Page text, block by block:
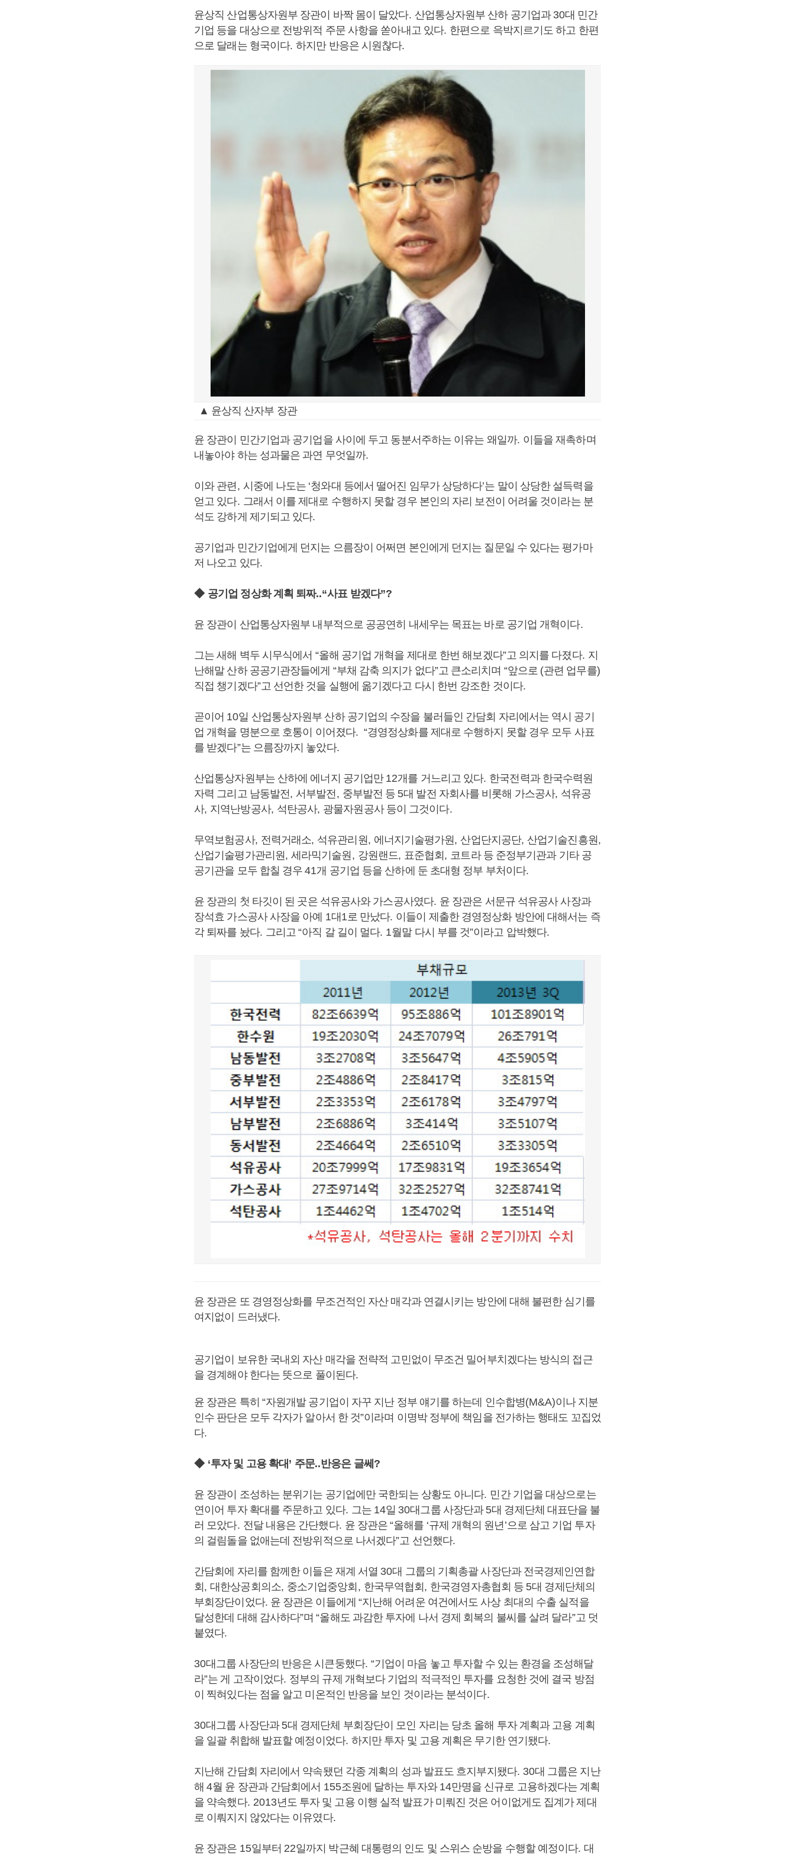
윤상직 산업통상자원부 장관이 바짝 몸이 달았다. 산업통상자원부 산하 공기업과 30대 민간
기업 등을 대상으로 전방위적 주문 사항을 쏟아내고 있다. 한편으로 윽박지르기도 하고 한편
으로 달래는 형국이다.하지만 반응은 시원찮다.
▲ 윤상직 산자부 장관
윤 장관이 민간기업과 공기업을 사이에 두고 동분서주하는 이유는 왜일까. 이들을 재촉하며
내놓아야 하는 성과물은 과연 무엇일까.
이와 관련, 시중에 나도는 ‘청와대 등에서 떨어진 임무가 상당하다’는 말이 상당한 설득력을
얻고 있다. 그래서 이를 제대로 수행하지 못할 경우 본인의 자리 보전이 어려울 것이라는 분
석도 강하게 제기되고 있다.
공기업과 민간기업에게 던지는 으름장이 어쩌면 본인에게 던지는 질문일 수 있다는 평가마
저 나오고 있다.
◆ 공기업 정상화 계획 퇴짜..“사표 받겠다”?
윤 장관이 산업통상자원부 내부적으로 공공연히 내세우는 목표는 바로 공기업 개혁이다.
그는 새해 벽두 시무식에서 “올해 공기업 개혁을 제대로 한번 해보겠다”고 의지를 다졌다. 지
난해말 산하 공공기관장들에게 “부채 감축 의지가 없다”고 큰소리치며 “앞으로 (관련 업무를)
직접 챙기겠다”고 선언한 것을 실행에 옮기겠다고 다시 한번 강조한 것이다.
곧이어 10일 산업통상자원부 산하 공기업의 수장을 불러들인 간담회 자리에서는 역시 공기
업 개혁을 명분으로 호통이 이어졌다. “경영정상화를 제대로 수행하지 못할 경우 모두 사표
를 받겠다”는 으름장까지 놓았다.
산업통상자원부는 산하에 에너지 공기업만 12개를 거느리고 있다. 한국전력과 한국수력원
자력 그리고 남동발전, 서부발전, 중부발전 등 5대 발전 자회사를 비롯해 가스공사, 석유공
사, 지역난방공사, 석탄공사, 광물자원공사 등이 그것이다.
무역보험공사, 전력거래소, 석유관리원, 에너지기술평가원, 산업단지공단, 산업기술진흥원,
산업기술평가관리원, 세라믹기술원 , 강원랜드, 표준협회 , 코트라 등 준정부기관과 기타 공
공기관을 모두 합칠 경우41개 공기업 등을 산하에 둔 초대형 정부 부처이다.
윤 장관의 첫 타깃이 된 곳은 석유공사와 가스공사였다. 윤 장관은 서문규 석유공사 사장과
장석효 가스공사 사장을 아예 1대 1로 만났다. 이들이 제출한 경영정상화 방안에 대해서는 즉
각 퇴짜를 놨다. 그리고“아직 갈 길이 멀다. 1월말 다시 부를 것”이라고 압박했다.
윤 장관은 또 경영정상화를 무조건적인 자산 매각과 연결시키는 방안에 대해 불편한 심기를
여지없이 드러냈다.
공기업이 보유한 국내외 자산 매각을 전략적 고민없이 무조건 밀어부치겠다는 방식의 접근
을 경계해야 한다는 뜻으로 풀이된다.
윤 장관은 특히 “자원개발 공기업이 자꾸 지난 정부 얘기를 하는데 인수합병(M&A)이나 지분
인수 판단은 모두 각자가 알아서 한 것”이라며 이명박 정부에 책임을 전가하는 행태도 꼬집었
다.
◆ ‘투자 및 고용 확대 ’ 주문..반응은 글쎄 ?
윤 장관이 조성하는 분위기는 공기업에만 국한되는 상황도 아니다. 민간 기업을 대상으로는
연이어 투자 확대를 주문하고 있다. 그는 14일 30대그룹 사장단과 5대 경제단체 대표단을 불
러 모았다. 전달 내용은 간단했다. 윤 장관은“올해를 ‘규제 개혁의 원년’으로 삼고 기업 투자
의 걸림돌을 없애는데 전방위적으로 나서겠다”고 선언했다.
간담회에 자리를 함께한 이들은 재계 서열 30대 그룹의 기획총괄 사장단과 전국경제인연합
회 , 대한상공회의소, 중소기업중앙회 , 한국무역협회 , 한국경영자총협회 등 5대 경제단체의
부회장단이었다. 윤 장관은 이들에게 “지난해 어려운 여건에서도 사상 최대의 수출 실적을
달성한데 대해 감사하다”며“올해도 과감한 투자에 나서 경제 회복의 불씨를 살려 달라”고 덧
붙였다.
30대그룹 사장단의 반응은 시큰둥했다. “기업이 마음 놓고 투자할 수 있는 환경을 조성해달
라”는 게 고작이었다. 정부의 규제 개혁보다 기업의 적극적인 투자를 요청한 것에 결국 방점
이 찍혀있다는 점을 알고 미온적인 반응을 보인 것이라는 분석이다.
30대그룹 사장단과 5대 경제단체 부회장단이 모인 자리는 당초 올해 투자 계획과 고용 계획
을 일괄 취합해 발표할 예정이었다. 하지만 투자 및 고용 계획은 무기한 연기됐다.
지난해 간담회 자리에서 약속됐던 각종 계획의 성과 발표도 흐지부지됐다. 30대 그룹은 지난
해4월 윤 장관과 간담회에서 155조원에 달하는 투자와 14만명을 신규로 고용하겠다는 계획
을 약속했다. 2013년도 투자 및 고용 이행 실적 발표가 미뤄진 것은 어이없게도 집계가 제대
로 이뤄지지 않았다는 이유였다.
윤 장관은 15일부터 22일까지 박근혜 대통령의 인도 및 스위스 순방을 수행할 예정이다. 대